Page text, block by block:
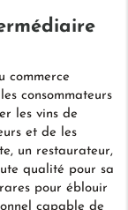
commerce
consommateurs
les vins de
et de les
un restaurateur,
qualité pour sa
pour éblouir
capable de